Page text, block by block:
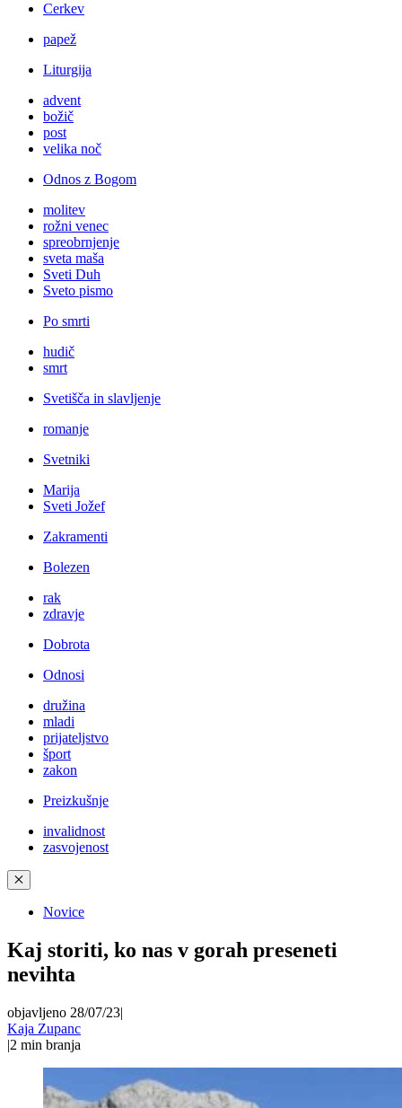
Cerkev
papež
Liturgija
advent
božič
post
velika noč
Odnos z Bogom
molitev
rožni venec
spreobrnjenje
sveta maša
Sveti Duh
Sveto pismo
Po smrti
hudič
smrt
Svetišča in slavljenje
romanje
Svetniki
Marija
Sveti Jožef
Zakramenti
Bolezen
rak
zdravje
Dobrota
Odnosi
družina
mladi
prijateljstvo
šport
zakon
Preizkušnje
invalidnost
zasvojenost
✕
Novice
Kaj storiti, ko nas v gorah preseneti
nevihta
objavljeno 28/07/23|
Kaja Zupanc
|2 min branja